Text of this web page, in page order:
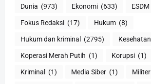
Dunia (973) Ekonomi (633) ESDM
Fokus Redaksi (17) Hukum (8)
Hukum dan kriminal (2795) Kesehatan
Koperasi Merah Putih (1) Korupsi (1)
Kriminal (1) Media Siber (1) Militer